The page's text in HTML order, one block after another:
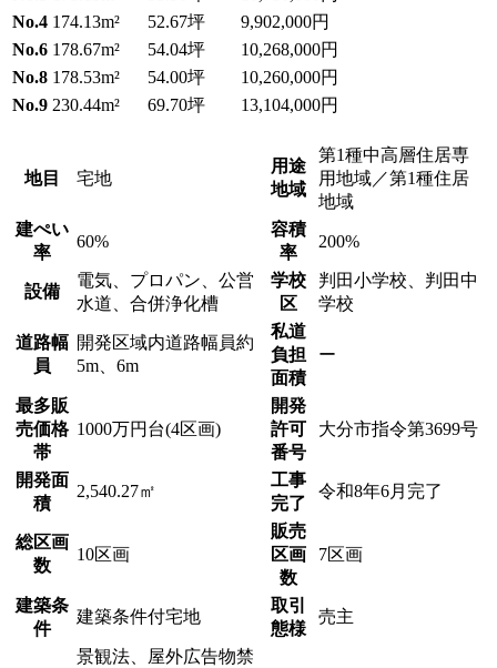
No.4 174.13m² 52.67坪
9,902,000円
No.6 178.67m² 54.04坪
10,268,000円
No.8 178.53m² 54.00坪
10,260,000円
No.9 230.44m² 69.70坪 13,104,000円
地目 宅地
用途
地域
第1種中高層住居専
用地域／第1種住居
地域
建ぺい
率
60%
容積
率
200%
設備
電気、プロパン、公営
水道、合併浄化槽
学校
区
判田小学校、判田中
学校
道路幅
員
開発区域内道路幅員約
5m、6m
私道
負担
面積
ー
最多販
売価格
帯
1000万円台(4区画)
開発
許可
番号
大分市指令第3699号
開発面
積
2,540.27㎡
工事
完了
令和8年6月完了
総区画
数
10区画
販売
区画
数
7区画
建築条
件
建築条件付宅地
取引
態様
売主
景観法、屋外広告物禁